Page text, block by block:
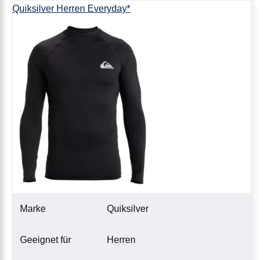
Quiksilver Herren Everyday*
Marke Quiksilver
Geeignet für Herren